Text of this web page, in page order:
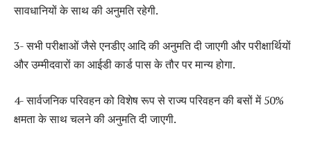
सावधानियों के साथ की अनुमति रहेगी.
3- सभी परीक्षाओं जैसे एनडीए आदि की अनुमति दी जाएगी और परीक्षार्थियों
और उम्मीदवारों का आईडी कार्ड पास के तौर पर मान्य होगा.
4- सार्वजनिक परिवहन को विशेष रूप से राज्य परिवहन की बसों में 50%
क्षमता के साथ चलने की अनुमति दी जाएगी.